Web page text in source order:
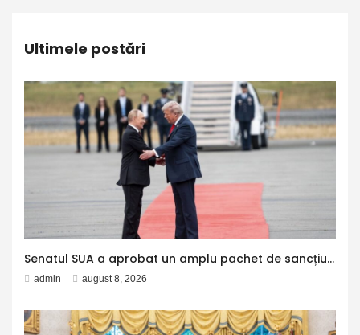
Ultimele postări
Senatul SUA a aprobat un amplu pachet de sancțiuni împotriva Rusiei și Iranului. Măsurile îl vizează inclusiv pe Putin
admin august 8, 2026